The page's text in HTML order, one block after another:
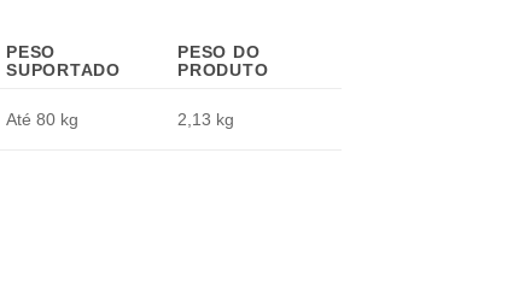
PESO
SUPORTADO
PESO DO
PRODUTO
Até 80 kg 2,13 kg